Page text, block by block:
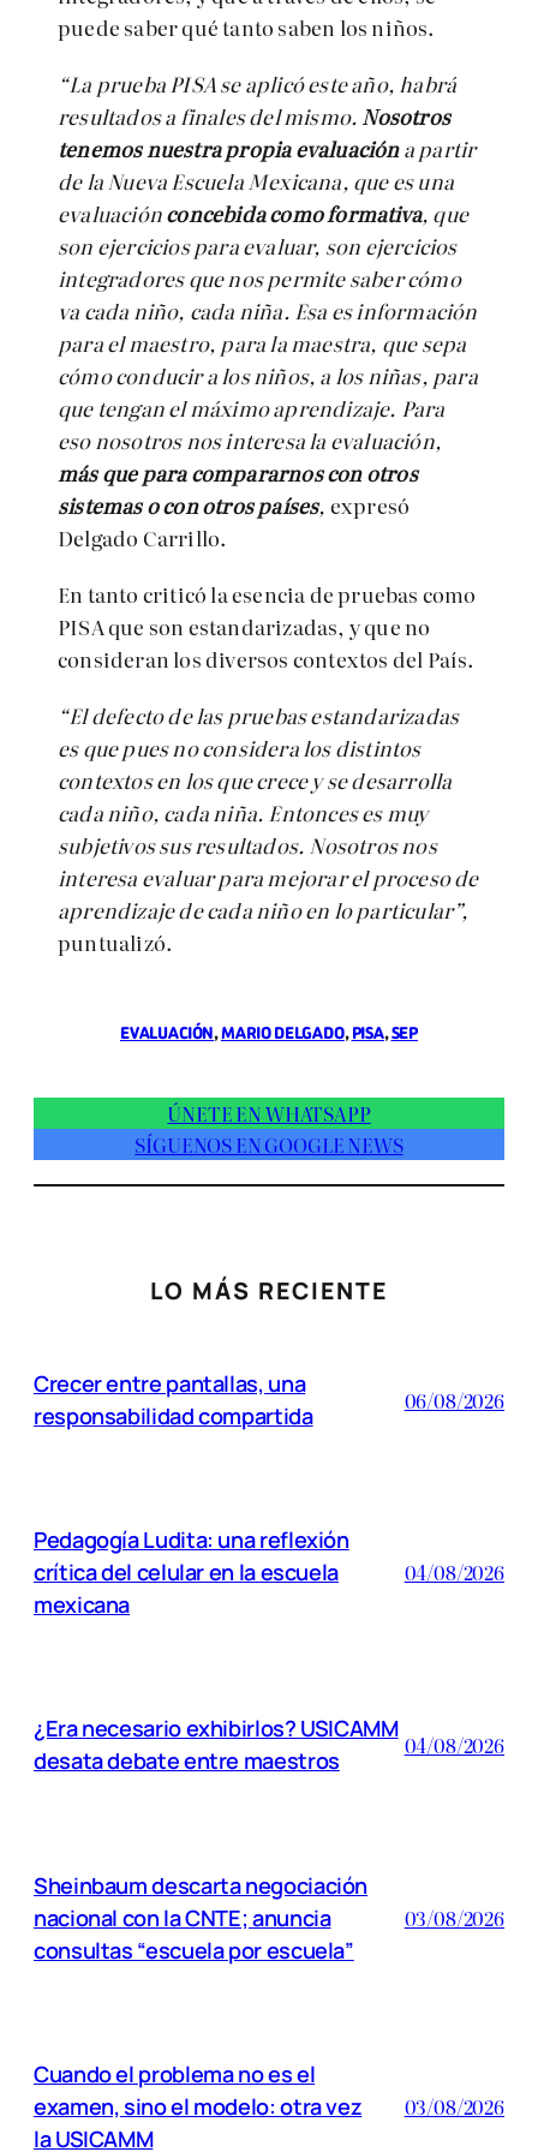
puede saber qué tanto saben los niños.
“La prueba PISA se aplicó este año, habrá
resultados a finales del mismo. Nosotros
tenemos nuestra propia evaluacióna partir
de la Nueva Escuela Mexicana, que es una
evaluaciónconcebida como formativa, que
son ejercicios para evaluar, son ejercicios
integradores que nos permite saber cómo
va cada niño, cada niña. Esa es información
para el maestro, para la maestra, que sepa
cómo conducir a los niños, a los niñas, para
que tengan el máximo aprendizaje. Para
eso nosotros nos interesa la evaluación,
más que para compararnos con otros
sistemas o con otros países, expresó
Delgado Carrillo.
En tanto criticó la esencia de pruebas como
PISA que son estandarizadas, y que no
consideran los diversos contextos del País.
“El defecto de las pruebas estandarizadas
es que pues no considera los distintos
contextos en los que crece y se desarrolla
cada niño, cada niña. Entonces es muy
subjetivos sus resultados. Nosotros nos
interesa evaluar para mejorar el proceso de
aprendizaje de cada niño en lo particular”,
puntualizó.
EVALUACIÓN, MARIO DELGADO, PISA, SEP
ÚNETE EN WHATSAPP
SÍGUENOS EN GOOGLE NEWS
LO MÁS RECIENTE
Crecer entre pantallas, una
responsabilidad compartida
06/08/2026
Pedagogía Ludita: una reflexión
crítica del celular en la escuela
mexicana
04/08/2026
¿Era necesario exhibirlos? USICAMM
desata debate entre maestros
04/08/2026
Sheinbaum descarta negociación
nacional con la CNTE; anuncia
consultas “escuela por escuela”
03/08/2026
Cuando el problema no es el
examen, sino el modelo: otra vez
la USICAMM
03/08/2026